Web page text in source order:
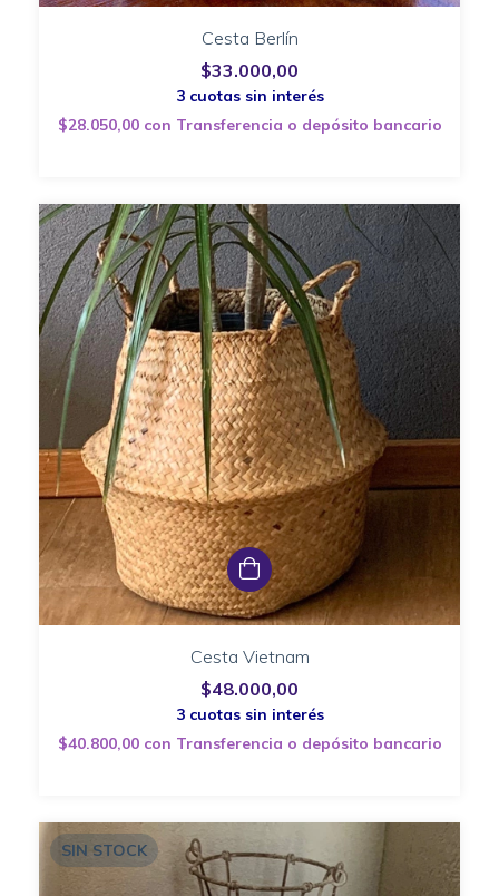
Cesta Berlín
$33.000,00
$28.050,00 con Transferencia o depósito bancario
Cesta Vietnam
$48.000,00
$40.800,00 con Transferencia o depósito bancario
SIN STOCK